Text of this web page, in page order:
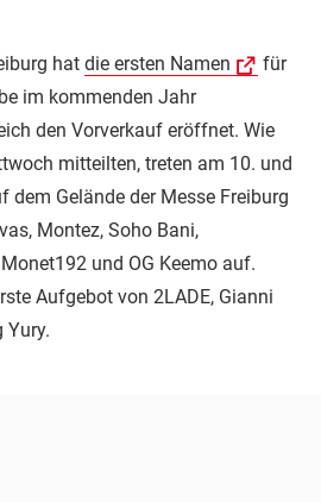
hat die ersten Namen
für
im kommenden Jahr
den Vorverkauf eröffnet. Wie
mitteilten, treten am 10. und
dem Gelände der Messe Freiburg
Montez, Soho Bani,
und OG Keemo auf.
Aufgebot von 2LADE, Gianni
Yury.